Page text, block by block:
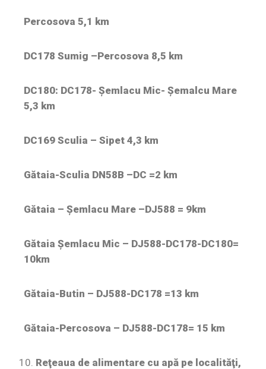
Percosova 5,1 km
DC178 Sumig –Percosova 8,5 km
DC180: DC178- Șemlacu Mic- Șemalcu Mare
5,3 km
DC169 Sculia – Sipet 4,3 km
Gătaia-Sculia DN58B –DC =2 km
Gătaia – Șemlacu Mare –DJ588 = 9km
Gătaia Șemlacu Mic – DJ588-DC178-DC180=
10km
Gătaia-Butin – DJ588-DC178 =13 km
Gătaia-Percosova – DJ588-DC178= 15 km
Reţeaua de alimentare cu apă pe localităţi,